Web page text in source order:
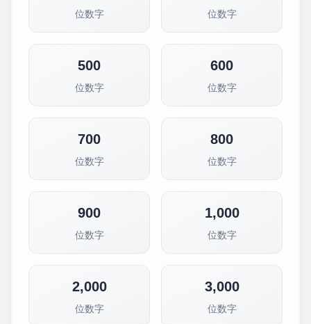
位数字 位数字
500
位数字
600
位数字
700
位数字
800
位数字
900
位数字
1,000
位数字
2,000
位数字
3,000
位数字